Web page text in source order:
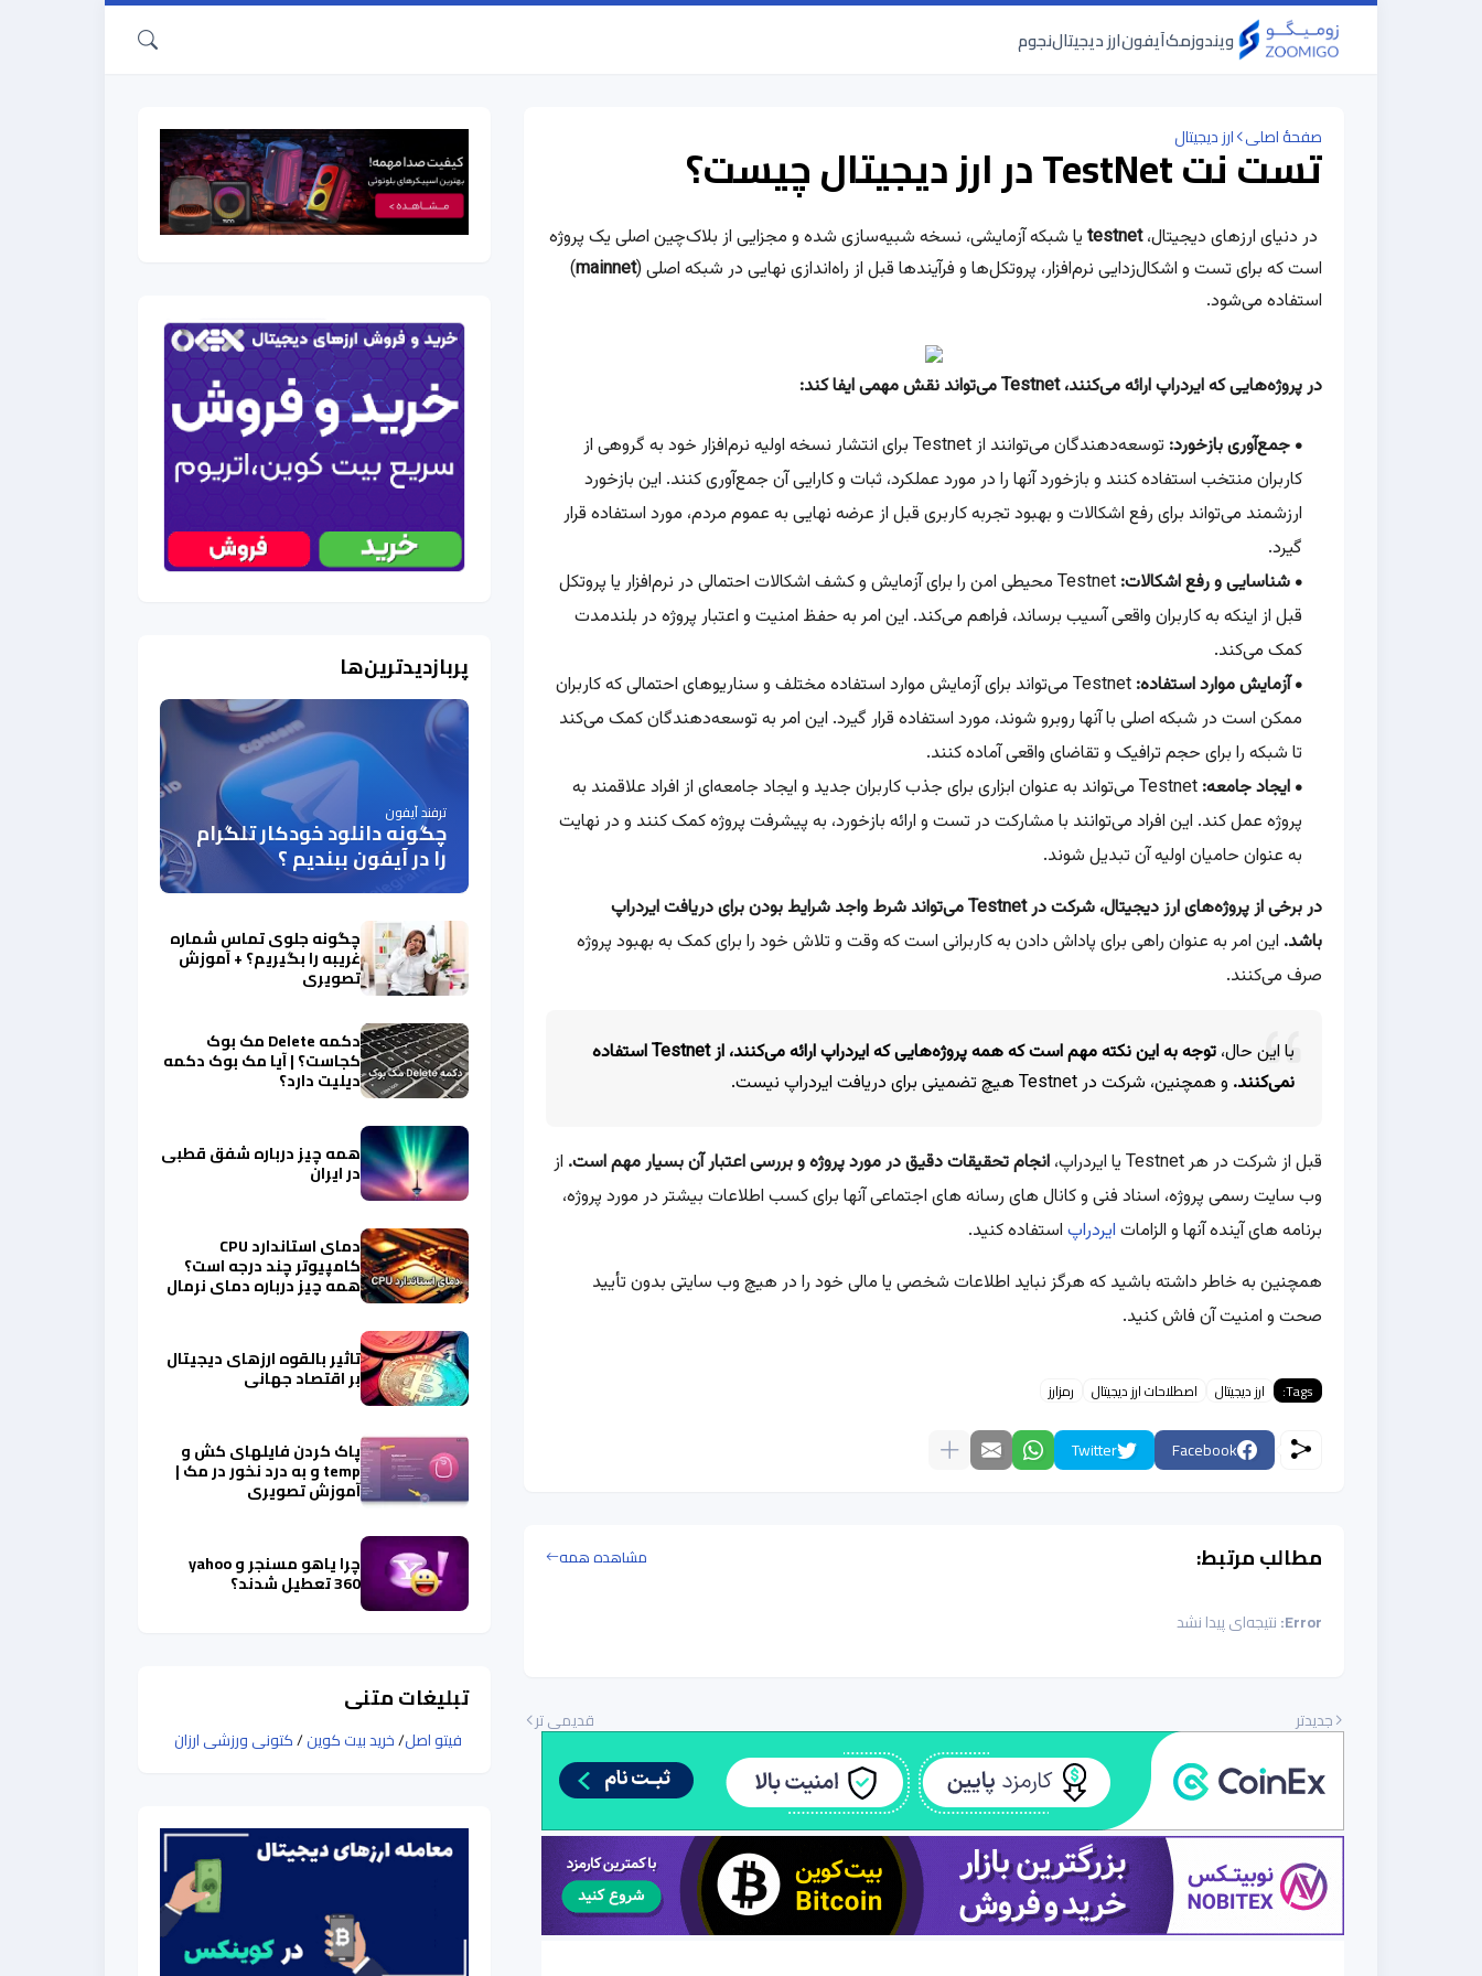
ویندوزمکآیفونارز دیجیتالنجوم
صفحهٔ اصلی ارز دیجیتال
تست نت TestNet در ارز دیجیتال چیست؟
در دنیای ارزهای دیجیتال، testnet یا شبکه آزمایشی، نسخه شبیه‌سازی شده و مجزایی از بلاک‌چین اصلی یک پروژه
است که برای تست و اشکال‌زدایی نرم‌افزار، پروتکل‌ها و فرآیندها قبل از راه‌اندازی نهایی در شبکه اصلی (mainnet
)
استفاده می‌شود.
در پروژه‌هایی که ایردراپ ارائه می‌کنند، Testnet می‌تواند نقش مهمی ایفا کند:
جمع‌آوری بازخورد:
توسعه‌دهندگان می‌توانند از Testnet برای انتشار نسخه اولیه نرم‌افزار خود به گروهی از
کاربران منتخب استفاده کنند و بازخورد آنها را در مورد عملکرد، ثبات و کارایی آن جمع‌آوری کنند. این بازخورد
ارزشمند می‌تواند برای رفع اشکالات و بهبود تجربه کاربری قبل از عرضه نهایی به عموم مردم، مورد استفاده قرار
گیرد.
شناسایی و رفع اشکالات:
Testnet محیطی امن را برای آزمایش و کشف اشکالات احتمالی در نرم‌افزار یا پروتکل
قبل از اینکه به کاربران واقعی آسیب برساند، فراهم می‌کند. این امر به حفظ امنیت و اعتبار پروژه در بلندمدت
کمک می‌کند.
آزمایش موارد استفاده:
Testnet می‌تواند برای آزمایش موارد استفاده مختلف و سناریوهای احتمالی که کاربران
ممکن است در شبکه اصلی با آنها روبرو شوند، مورد استفاده قرار گیرد. این امر به توسعه‌دهندگان کمک می‌کند
تا شبکه را برای حجم ترافیک و تقاضای واقعی آماده کنند.
ایجاد جامعه:
Testnet می‌تواند به عنوان ابزاری برای جذب کاربران جدید و ایجاد جامعه‌ای از افراد علاقمند به
پروژه عمل کند. این افراد می‌توانند با مشارکت در تست و ارائه بازخورد، به پیشرفت پروژه کمک کنند و در نهایت
به عنوان حامیان اولیه آن تبدیل شوند.
در برخی از پروژه‌های ارز دیجیتال، شرکت در Testnet می‌تواند شرط واجد شرایط بودن برای دریافت ایردراپ
باشد. این امر به عنوان راهی برای پاداش دادن به کاربرانی است که وقت و تلاش خود را برای کمک به بهبود پروژه
صرف می‌کنند.
با این حال،
توجه به این نکته مهم است که همه پروژه‌هایی که ایردراپ ارائه می‌کنند، از Testnet استفاده
نمی‌کنند. و همچنین، شرکت در Testnet هیچ تضمینی برای دریافت ایردراپ نیست.
قبل از شرکت در هر Testnet یا ایردراپ، انجام تحقیقات دقیق در مورد پروژه و بررسی اعتبار آن بسیار مهم است. از
وب سایت رسمی پروژه، اسناد فنی و کانال های رسانه های اجتماعی آنها برای کسب اطلاعات بیشتر در مورد پروژه،
برنامه های آینده آنها و الزامات ایردراپ استفاده کنید.
همچنین به خاطر داشته باشید که هرگز نباید اطلاعات شخصی یا مالی خود را در هیچ وب سایتی بدون تأیید
صحت و امنیت آن فاش کنید.
Tags: ارز دیجیتال اصطلاحات ارز دیجیتال رمزارز
Facebook
Twitter
مطالب مرتبط: مشاهده همه
Error: نتیجه‌ای پیدا نشد
جدیدتر قدیمی تر
پربازدیدترین‌ها
ترفند آیفون
چگونه دانلود خودکار تلگرام
را در آیفون ببندیم ؟
چگونه جلوی تماس شماره
غریبه را بگیریم؟ + آموزش
تصویری
دکمه Delete مک بوک
کجاست؟ | آیا مک بوک دکمه
دیلیت دارد؟
همه چیز درباره شفق قطبی
در ایران
دمای استاندارد CPU
کامپیوتر چند درجه است؟
همه چیز درباره دمای نرمال
تاثیر بالقوه ارزهای دیجیتال
بر اقتصاد جهانی
پاک کردن فایلهای کش و
temp و به درد نخور در مک |
آموزش تصویری
چرا یاهو مسنجر و yahoo
360 تعطیل شدند؟
تبلیغات متنی
فیتو اصل/خرید بیت کوین/کتونی ورزشی ارزان